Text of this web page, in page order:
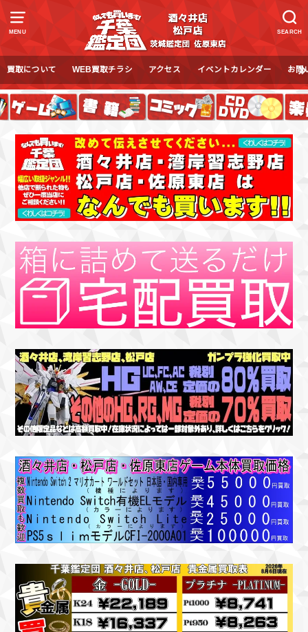
MENU SEARCH
買取について WEB買取チラシ アクセス イベントカレンダー お問